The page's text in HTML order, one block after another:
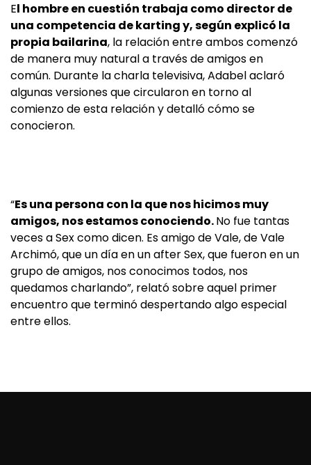
El hombre en cuestión trabaja como director de
una competencia de karting y, según explicó la
propia bailarina, la relación entre ambos comenzó
de manera muy natural a través de amigos en
común. Durante la charla televisiva, Adabel aclaró
algunas versiones que circularon en torno al
comienzo de esta relación y detalló cómo se
conocieron.
“Es una persona con la que nos hicimos muy
amigos, nos estamos conociendo.No fue tantas
veces a Sex como dicen. Es amigo de Vale, de Vale
Archimó, que un día en un after Sex, que fueron en un
grupo de amigos, nos conocimos todos, nos
quedamos charlando”, relató sobre aquel primer
encuentro que terminó despertando algo especial
entre ellos.